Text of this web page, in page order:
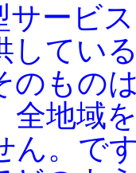
ービ
してい
のもの
全地域
ん。で